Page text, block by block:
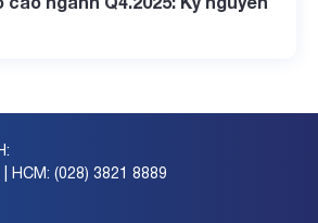
HCM: (028) 3821 8889